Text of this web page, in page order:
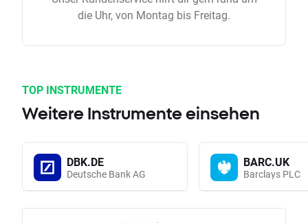
die Uhr, von Montag bis Freitag.
TOP INSTRUMENTE
Weitere Instrumente einsehen
DBK.DE
Deutsche Bank AG
BARC.UK
Barclays PLC